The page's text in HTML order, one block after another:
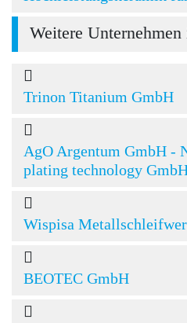
Weitere
Trinon Titanium GmbH
AgO Argentum GmbH -
plating technology
Wispisa
BEOTEC GmbH